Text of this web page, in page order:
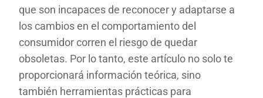
que son incapaces de reconocer y adaptarse a
los cambios en el comportamiento del
consumidor corren el riesgo de quedar
obsoletas. Por lo tanto, este artículo no solo te
proporcionará información teórica, sino
también herramientas prácticas para